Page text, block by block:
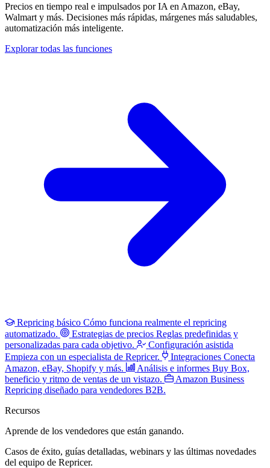
Precios en tiempo real e impulsados por IA en Amazon, eBay,
Walmart y más. Decisiones más rápidas, márgenes más saludables,
automatización más inteligente.
Explorar todas las funciones
Repricing básico Cómo funciona realmente el repricing
automatizado.
Estrategias de precios Reglas predefinidas y
personalizadas para cada objetivo.
Configuración asistida
Empieza con un especialista de Repricer.
Integraciones Conecta
Amazon, eBay, Shopify y más.
Análisis e informes Buy Box,
beneficio y ritmo de ventas de un vistazo.
Amazon Business
Repricing diseñado para vendedores B2B.
Recursos
Aprende de los vendedores que están ganando.
Casos de éxito, guías detalladas, webinars y las últimas novedades
del equipo de Repricer.